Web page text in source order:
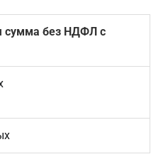
сумма без НДФЛ с